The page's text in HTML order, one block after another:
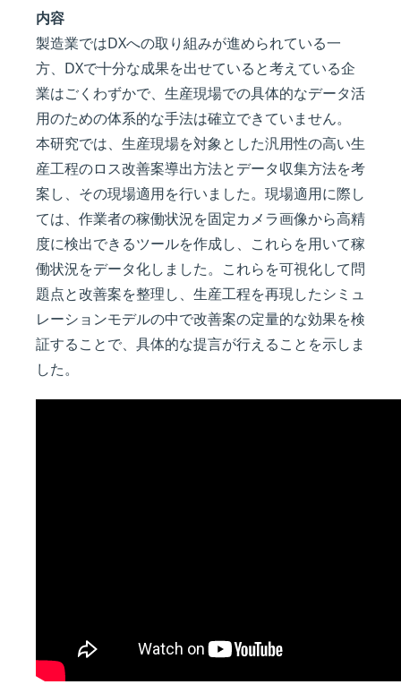
内容
製造業ではDXへの取り組みが進められている一
方、DXで十分な成果を出せていると考えている企
業はごくわずかで、生産現場での具体的なデータ活
用のための体系的な手法は確立できていません。
本研究では、生産現場を対象とした汎用性の高い生
産工程のロス改善案導出方法とデータ収集方法を考
案し、その現場適用を行いました。現場適用に際し
ては、作業者の稼働状況を固定カメラ画像から高精
度に検出できるツールを作成し、これらを用いて稼
働状況をデータ化しました。これらを可視化して問
題点と改善案を整理し、生産工程を再現したシミュ
レーションモデルの中で改善案の定量的な効果を検
証することで、具体的な提言が行えることを示しま
した。